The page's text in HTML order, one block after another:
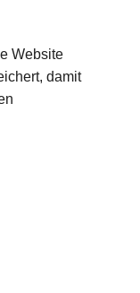
Website
damit